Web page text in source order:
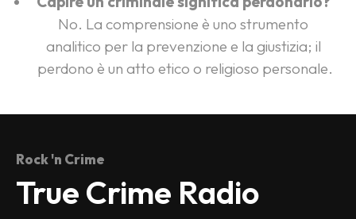
No. La comprensione è uno strumento
analitico per la prevenzione e la giustizia; il
perdono è un atto etico o religioso personale.
Rock 'n Crime
True Crime Radio